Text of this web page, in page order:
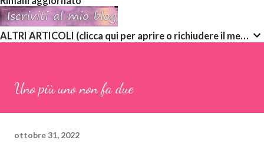
ALTRI ARTICOLI (clicca qui per aprire o richiudere il menù a discesa)
Uno più uno non fa due
ottobre 31, 2022